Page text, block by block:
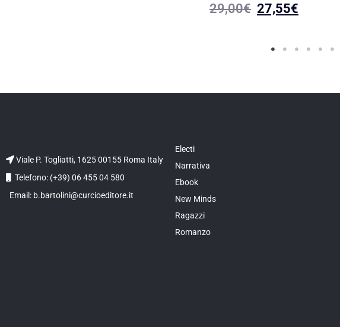
29,00€ 27,55€
Viale P. Togliatti, 1625 00155 Roma Italy
Telefono: (+39) 06 455 04 580
Email: b.bartolini@curcioeditore.it
Electi
Narrativa
Ebook
New Minds
Ragazzi
Romanzo